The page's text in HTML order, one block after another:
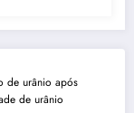
de urânio após
de urânio